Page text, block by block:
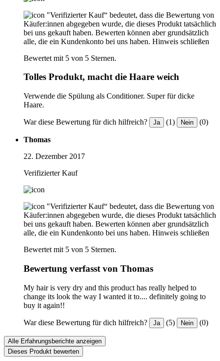
"Verifizierter Kauf“ bedeutet, dass die Bewertung von
Käufer:innen abgegeben wurde, die dieses Produkt tatsächlich
bei uns gekauft haben. Bewerten können aber grundsätzlich
alle, die ein Kundenkonto bei uns haben. Hinweis schließen
Bewertet mit 5 von 5 Sternen.
Tolles Produkt, macht die Haare weich
Verwende die Spülung als Conditioner. Super für dicke
Haare.
War diese Bewertung für dich hilfreich? Ja (1) Nein (0)
Thomas
22. Dezember 2017
Verifizierter Kauf
"Verifizierter Kauf“ bedeutet, dass die Bewertung von
Käufer:innen abgegeben wurde, die dieses Produkt tatsächlich
bei uns gekauft haben. Bewerten können aber grundsätzlich
alle, die ein Kundenkonto bei uns haben. Hinweis schließen
Bewertet mit 5 von 5 Sternen.
Bewertung verfasst von Thomas
My hair is very dry and this product has really helped to
change its look the way I wanted it to.... definitely going to
buy it again!!
War diese Bewertung für dich hilfreich? Ja (5) Nein (0)
Alle Erfahrungsberichte anzeigen
Dieses Produkt bewerten